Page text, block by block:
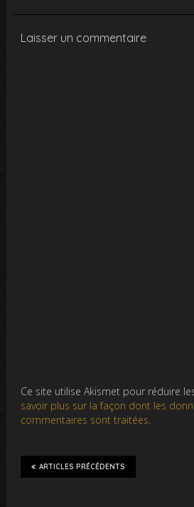
Laisser un commentaire
Ce site utilise Akismet pour réduire
savoir plus sur la façon dont les
commentaires sont traitées.
ARTICLES PRÉCÉDENTS